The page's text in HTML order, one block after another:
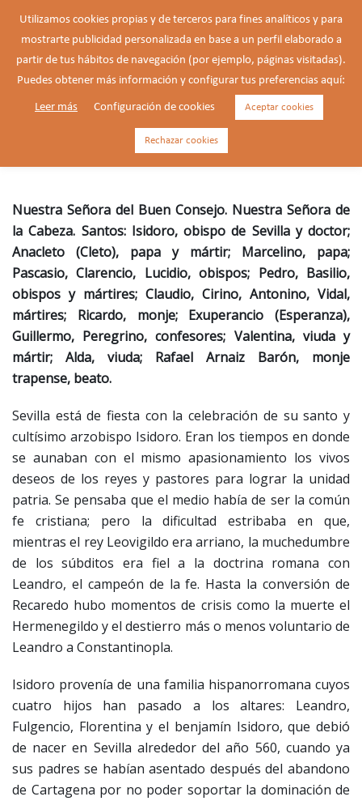
Isidoro, obispo y doctor de la
Iglesia (560-630)
Nuestra Señora del Buen Consejo. Nuestra Señora de
la Cabeza. Santos: Isidoro, obispo de Sevilla y doctor;
Anacleto (Cleto), papa y mártir; Marcelino, papa;
Pascasio, Clarencio, Lucidio, obispos; Pedro, Basilio,
obispos y mártires; Claudio, Cirino, Antonino, Vidal,
mártires; Ricardo, monje; Exuperancio (Esperanza),
Guillermo, Peregrino, confesores; Valentina, viuda y
mártir; Alda, viuda; Rafael Arnaiz Barón, monje
trapense, beato.
Sevilla está de fiesta con la celebración de su santo y
cultísimo arzobispo Isidoro. Eran los tiempos en donde
se aunaban con el mismo apasionamiento los vivos
deseos de los reyes y pastores para lograr la unidad
patria. Se pensaba que el medio había de ser la común
fe cristiana; pero la dificultad estribaba en que,
mientras el rey Leovigildo era arriano, la muchedumbre
de los súbditos era fiel a la doctrina romana con
Leandro, el campeón de la fe. Hasta la conversión de
Recaredo hubo momentos de crisis como la muerte el
Hermenegildo y el destierro más o menos voluntario de
Leandro a Constantinopla.
Isidoro provenía de una familia hispanorromana cuyos
cuatro hijos han pasado a los altares: Leandro,
Fulgencio, Florentina y el benjamín Isidoro, que debió
de nacer en Sevilla alrededor del año 560, cuando ya
sus padres se habían asentado después del abandono
de Cartagena por no poder soportar la dominación de
Utilizamos cookies propias y de terceros para fines analíticos y para
mostrarte publicidad personalizada en base a un perfil elaborado a
partir de tus hábitos de navegación (por ejemplo, páginas visitadas).
Puedes obtener más información y configurar tus preferencias aquí:
Leer más Configuración de cookies Aceptar cookies
Rechazar cookies